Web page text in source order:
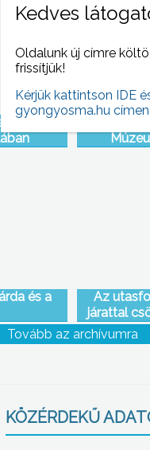
és a
Az
járattal
Tovább az archívumra
KÖZÉRDEKŰ
Kedves
Oldalunk új címre
frissítjük!
Kérjük kattintson IDE
gyongyosma.hu